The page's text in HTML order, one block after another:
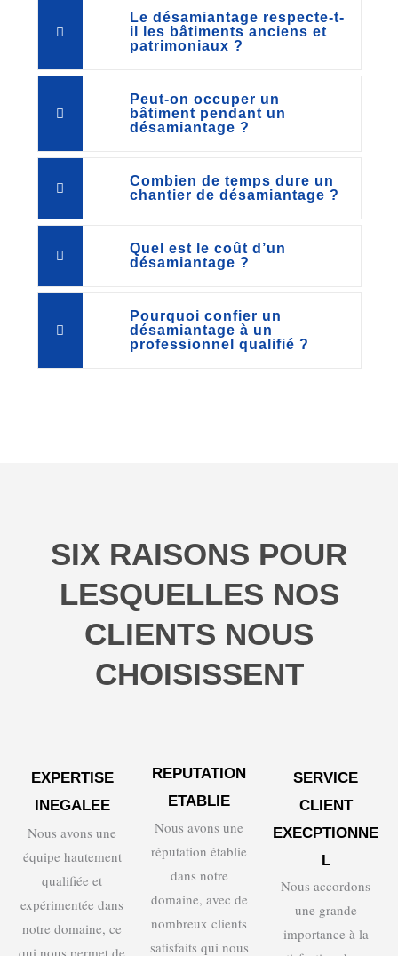
Le désamiantage respecte-t-
il les bâtiments anciens et
patrimoniaux ?
Peut-on occuper un
bâtiment pendant un
désamiantage ?
Combien de temps dure un
chantier de désamiantage ?
Quel est le coût d’un
désamiantage ?
Pourquoi confier un
désamiantage à un
professionnel qualifié ?
SIX RAISONS POUR
LESQUELLES NOS
CLIENTS NOUS
CHOISISSENT
EXPERTISE
INEGALEE
Nous avons une
équipe hautement
qualifiée et
expérimentée dans
notre domaine, ce
REPUTATION
ETABLIE
Nous avons une
réputation établie
dans notre
domaine, avec de
nombreux clients
satisfaits qui nous
SERVICE
CLIENT
EXECPTIONNE
L
Nous accordons
une grande
importance à la